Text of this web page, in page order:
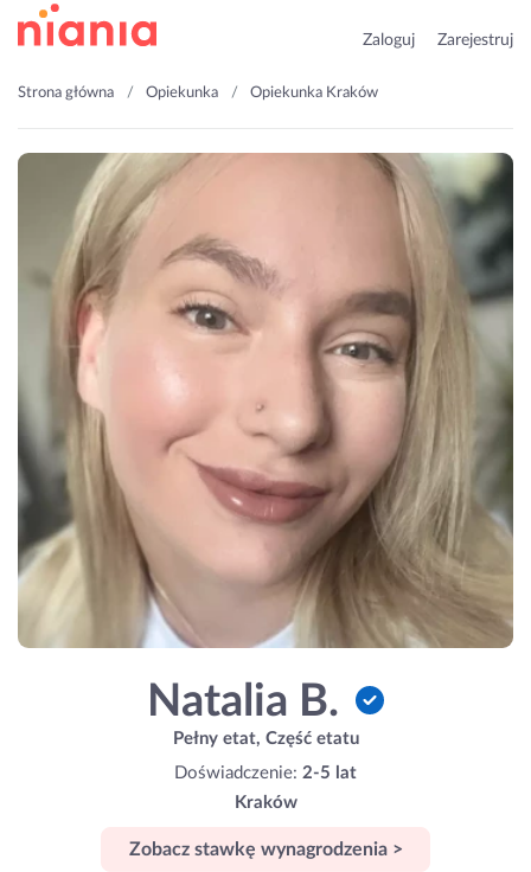
Zaloguj Zarejestruj
Strona główna Opiekunka Opiekunka Kraków
Natalia B.
Pełny etat, Część etatu
Doświadczenie: 2-5 lat
Kraków
Zobacz stawkę wynagrodzenia >